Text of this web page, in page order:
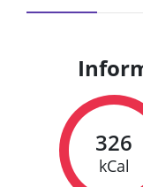
326
kCal